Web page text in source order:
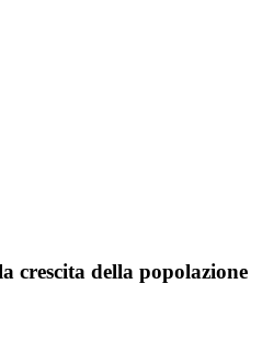
crescita della popolazione